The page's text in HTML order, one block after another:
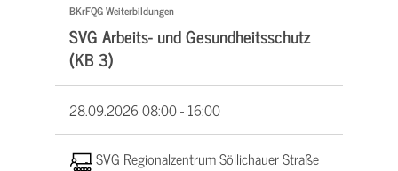
BKrFQG Weiterbildungen
SVG Arbeits- und Gesundheitsschutz
(KB 3)
28.09.202608:00 - 16:00
SVG Regionalzentrum Söllichauer Straße